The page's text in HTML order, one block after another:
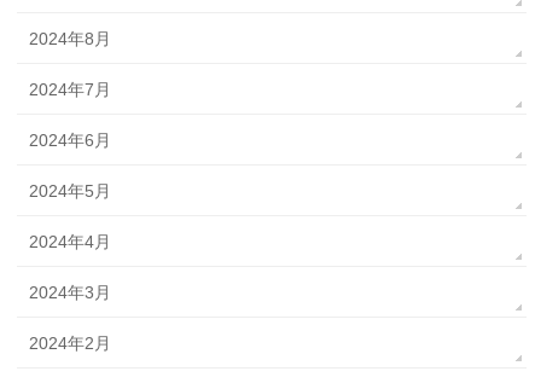
2024年8月
2024年7月
2024年6月
2024年5月
2024年4月
2024年3月
2024年2月